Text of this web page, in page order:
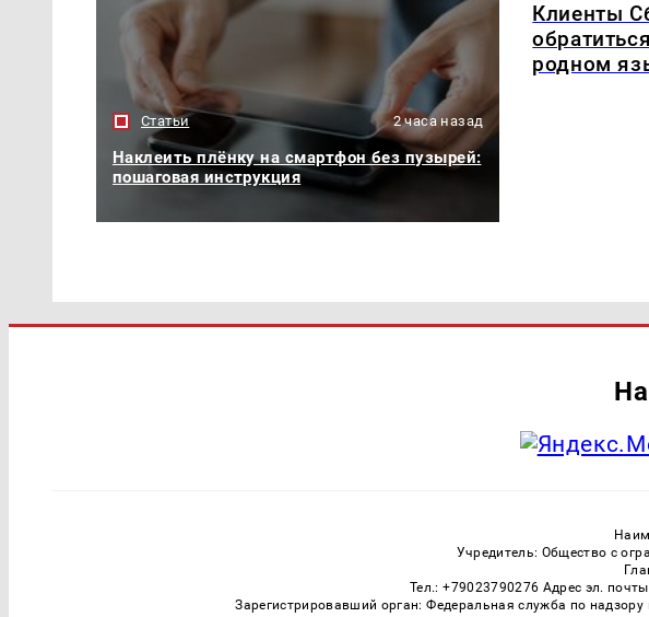
Статьи 2 часа назад
Наклеить плёнку на смартфон без пузырей:
пошаговая инструкция
Клиенты
родном
Учредитель: Общество с
Тел.: +79023790276 Адрес эл.
Зарегистрировавший орган: Федеральная служба по